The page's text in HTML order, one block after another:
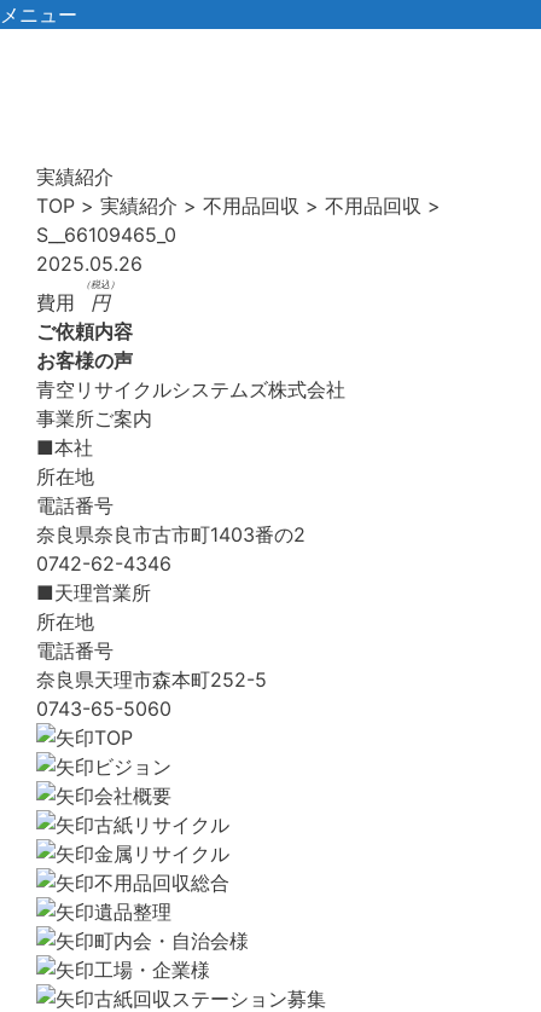
コ
メニュー
実績紹介
TOP > 実績紹介 > 不用品回収 > 不用品回収 >
S__66109465_0
2025.05.26
費用
円
（税込）
ご依頼内容
お客様の声
青空リサイクルシステムズ株式会社
事業所ご案内
■本社
所在地
電話番号
奈良県奈良市古市町1403番の2
0742-62-4346
■天理営業所
所在地
電話番号
奈良県天理市森本町252-5
0743-65-5060
TOP
ビジョン
会社概要
古紙リサイクル
金属リサイクル
不用品回収総合
遺品整理
町内会・自治会様
工場・企業様
古紙回収ステーション募集